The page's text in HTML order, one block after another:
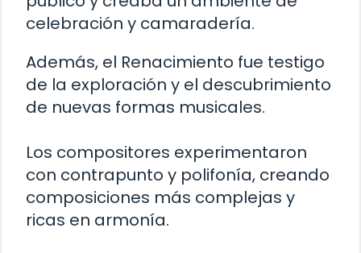
celebración y camaradería.
Además, el Renacimiento fue testigo
de la exploración y el descubrimiento
de nuevas formas musicales.
Los compositores experimentaron
con contrapunto y polifonía, creando
composiciones más complejas y
ricas en armonía.